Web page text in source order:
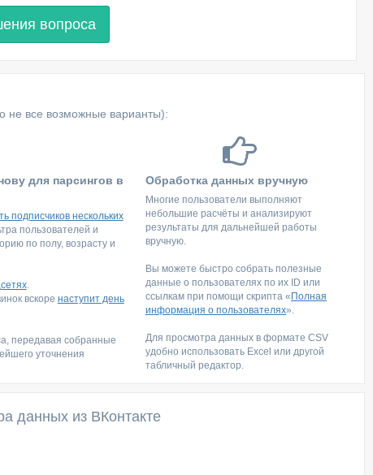
вопроса
не все возможные варианты):
для парсингов в
подписчиков нескольких
пользователей и
по полу, возрасту и
.
вскоре наступит день
передавая собранные
уточнения
Обработка данных вручную
Многие пользователи выполняют
небольшие расчёты и анализируют
результаты для дальнейшей работы
вручную.
Вы можете быстро собрать полезные
данные о пользователях по их ID или
ссылкам при помощи скрипта « Полная
информация о пользователях».
Для просмотра данных в формате CSV
удобно использовать Excel или другой
табличный редактор.
данных из ВКонтакте